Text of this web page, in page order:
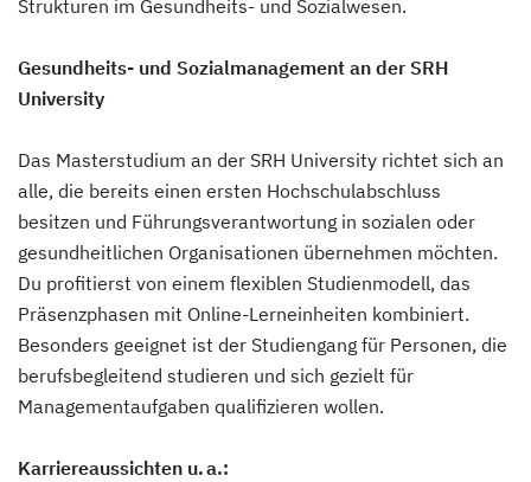
Strukturen im Gesundheits- und Sozialwesen.
Gesundheits- und Sozialmanagement an der SRH
University
Das Masterstudium an der SRH University richtet sich an
alle, die bereits einen ersten Hochschulabschluss
besitzen und Führungsverantwortung in sozialen oder
gesundheitlichen Organisationen übernehmen möchten.
Du profitierst von einem flexiblen Studienmodell, das
Präsenzphasen mit Online-Lerneinheiten kombiniert.
Besonders geeignet ist der Studiengang für Personen, die
berufsbegleitend studieren und sich gezielt für
Managementaufgaben qualifizieren wollen.
Karriereaussichten u. a.: